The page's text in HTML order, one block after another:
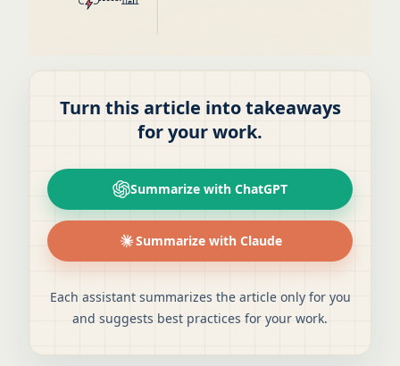
Turn this article into takeaways
for your work.
Summarize with ChatGPT
Summarize with Claude
Each assistant summarizes the article only for you
and suggests best practices for your work.